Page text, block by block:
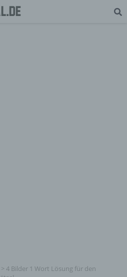
> 4 Bilder 1 Wort Lösung für den